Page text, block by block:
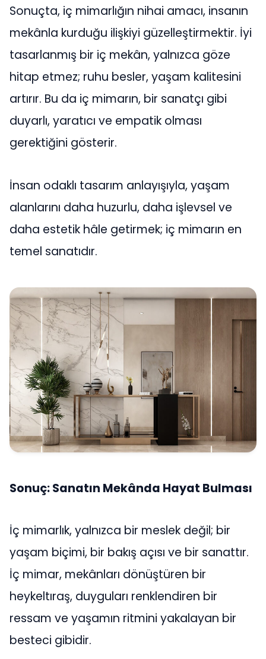
Sonuçta, iç mimarlığın nihai amacı, insanın
mekânla kurduğu ilişkiyi güzelleştirmektir. İyi
tasarlanmış bir iç mekân, yalnızca göze
hitap etmez; ruhu besler, yaşam kalitesini
artırır. Bu da iç mimarın, bir sanatçı gibi
duyarlı, yaratıcı ve empatik olması
gerektiğini gösterir.
İnsan odaklı tasarım anlayışıyla, yaşam
alanlarını daha huzurlu, daha işlevsel ve
daha estetik hâle getirmek; iç mimarın en
temel sanatıdır.
Sonuç: Sanatın Mekânda Hayat Bulması
İç mimarlık, yalnızca bir meslek değil; bir
yaşam biçimi, bir bakış açısı ve bir sanattır.
İç mimar, mekânları dönüştüren bir
heykeltıraş, duyguları renklendiren bir
ressam ve yaşamın ritmini yakalayan bir
besteci gibidir.